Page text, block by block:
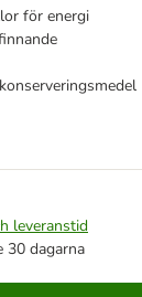
för energi
leveranstid
30 dagarna